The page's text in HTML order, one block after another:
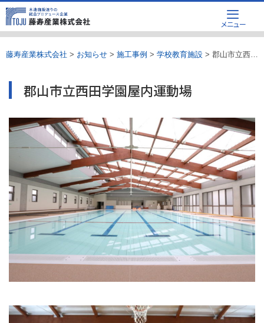
Skip
to
メニュー
藤寿産業株式会社 > お知らせ > 施工事例 > 学校教育施設 > 郡山市立西田学園屋内運動場
郡山市立西田学園屋内運動場